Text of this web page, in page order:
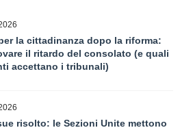
la cittadinanza dopo la riforma:
il ritardo del consolato (e quali
accettano i tribunali)
risolto: le Sezioni Unite mettono